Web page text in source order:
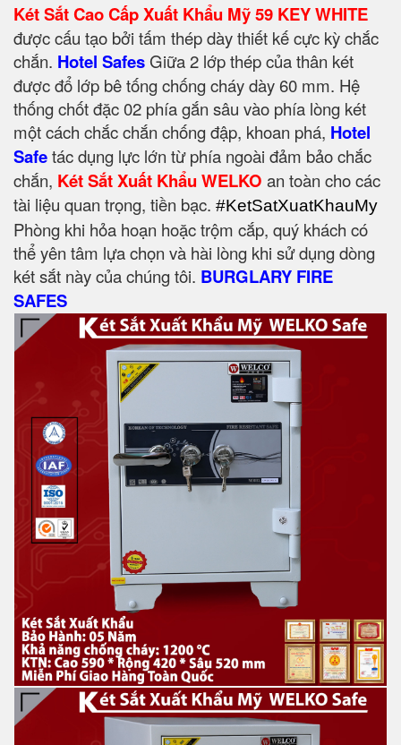
Két Sắt Cao Cấp Xuất Khẩu Mỹ 59 KEY WHITE
được cấu tạo bởi tấm thép dày thiết kế cực kỳ chắc
chắn. Hotel Safes Giữa 2 lớp thép của thân két
được đổ lớp bê tống chống cháy dày 60 mm. Hệ
thống chốt đặc 02 phía gắn sâu vào phía lòng két
một cách chắc chắn chống đập, khoan phá, Hotel
Safetác dụng lực lớn từ phía ngoài đảm bảo chắc
chắn, Két Sắt Xuất Khẩu WELKO an toàn cho các
tài liệu quan trọng, tiền bạc. #KetSatXuatKhauMy
Phòng khi hỏa hoạn hoặc trộm cắp, quý khách có
thể yên tâm lựa chọn và hài lòng khi sử dụng dòng
két sắt này của chúng tôi. BURGLARY FIRE
SAFES